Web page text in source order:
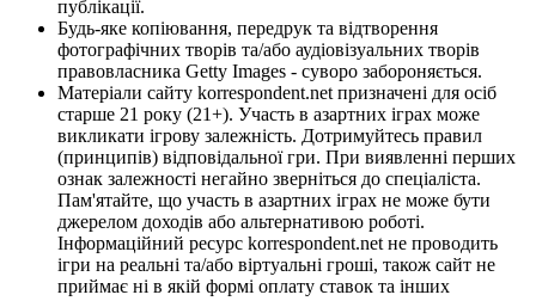
публікації.
Будь-яке копіювання, передрук та відтворення
фотографічних творів та/або аудіовізуальних творів
правовласника Getty Images - суворо забороняється.
Матеріали сайту korrespondent.net призначені для осіб
старше 21 року (21+). Участь в азартних іграх може
викликати ігрову залежність. Дотримуйтесь правил
(принципів) відповідальної гри. При виявленні перших
ознак залежності негайно зверніться до спеціаліста.
Пам'ятайте, що участь в азартних іграх не може бути
джерелом доходів або альтернативою роботі.
Інформаційний ресурс korrespondent.net не проводить
ігри на реальні та/або віртуальні гроші, також сайт не
приймає ні в якій формі оплату ставок та інших